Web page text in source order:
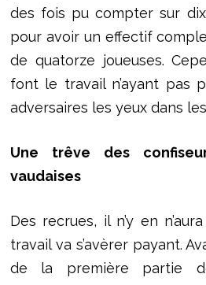
des fois pu compter sur
pour avoir un effectif
de quatorze joueuses.
font le travail n’ayant pas
adversaires les yeux dans
Une trêve des
vaudaises
Des recrues, il n’y en
travail va s’avèrer payant.
de la première partie